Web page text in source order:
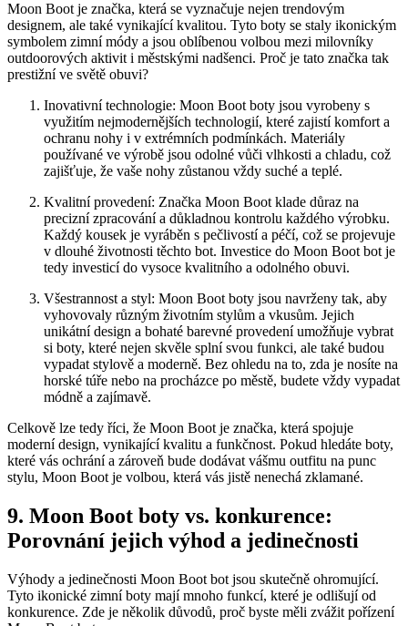
Moon Boot je značka, která se vyznačuje nejen trendovým
designem,​ ale také ⁤vynikající kvalitou. Tyto ​boty se staly ikonickým
symbolem zimní módy a jsou oblíbenou volbou ⁤mezi milovníky
outdoorových aktivit i městskými nadšenci. Proč je ⁣tato ⁤značka tak
prestižní ve světě obuvi?
Inovativní technologie: Moon Boot ⁢boty ⁣jsou vyrobeny s ​
využitím nejmodernějších technologií, ⁤které ‍zajistí komfort a
ochranu nohy⁤ i v extrémních podmínkách. Materiály
používané ⁣ve výrobě jsou odolné vůči vlhkosti a chladu, což
zajišťuje, že⁤ vaše nohy zůstanou vždy suché ‍a teplé.
Kvalitní ⁤provedení: Značka Moon⁣ Boot klade důraz na
⁤precizní zpracování a důkladnou kontrolu ​každého ⁣výrobku.
Každý kousek je ⁣vyráběn s pečlivostí ​a péčí, což se ⁣projevuje
v ⁤dlouhé ⁣životnosti těchto ⁣bot. Investice do Moon Boot bot je
tedy investicí do vysoce kvalitního a odolného obuvi.
Všestrannost a styl: Moon Boot boty jsou navrženy tak, aby
vyhovovaly různým životním stylům a vkusům. Jejich
unikátní ⁣design a bohaté barevné provedení umožňuje vybrat ​
si boty, které nejen ⁤skvěle splní ‌svou funkci, ale také budou
vypadat stylově a ‌moderně. ‍Bez ohledu na to, zda je nosíte na
⁤horské túře nebo na procházce po městě, budete vždy ⁢vypadat
módně a zajímavě.
Celkově ‌lze tedy říci, že Moon Boot je značka, která⁢ spojuje
moderní design,‍ vynikající kvalitu ‍a funkčnost. Pokud hledáte boty,
které vás⁢ ochrání a zároveň bude dodávat vášmu outfitu na punc
stylu,⁣ Moon Boot je volbou, která vás jistě⁣ nenechá zklamané.
9. Moon Boot boty vs.‌ konkurence:
Porovnání jejich výhod a jedinečnosti
Výhody a ‍jedinečnosti Moon Boot bot jsou skutečně ohromující.
Tyto ikonické ⁢zimní boty mají ⁢mnoho funkcí, které je ​odlišují ‌od
konkurence. Zde je několik důvodů, ⁣proč ⁤byste měli zvážit pořízení⁣